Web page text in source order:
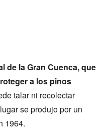
de la Gran Cuenca, que
a los pinos
talar ni recolectar
se produjo por un
1964.